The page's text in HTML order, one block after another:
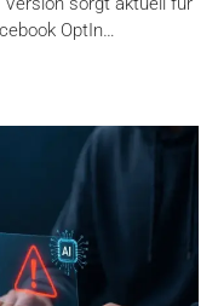
OptIn…